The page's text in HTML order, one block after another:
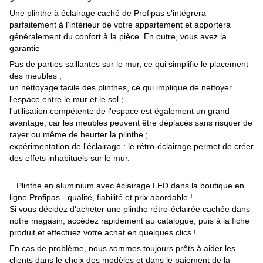
Une plinthe à éclairage caché de Profipas s'intégrera
parfaitement à l'intérieur de votre appartement et apportera
généralement du confort à la pièce. En outre, vous avez la
garantie
Pas de parties saillantes sur le mur, ce qui simplifie le placement
des meubles ;
un nettoyage facile des plinthes, ce qui implique de nettoyer
l'espace entre le mur et le sol ;
l'utilisation compétente de l'espace est également un grand
avantage, car les meubles peuvent être déplacés sans risquer de
rayer ou même de heurter la plinthe ;
expérimentation de l'éclairage : le rétro-éclairage permet de créer
des effets inhabituels sur le mur.
Plinthe en aluminium avec éclairage LED dans la boutique en
ligne Profipas - qualité, fiabilité et prix abordable !
Si vous décidez d'acheter une plinthe rétro-éclairée cachée dans
notre magasin, accédez rapidement au catalogue, puis à la fiche
produit et effectuez votre achat en quelques clics !
En cas de problème, nous sommes toujours prêts à aider les
clients dans le choix des modèles et dans le paiement de la